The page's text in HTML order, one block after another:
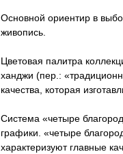
Основной ориентир в
живопись.
Цветовая палитра
ханджи (пер.:
качества, которая
Система «четыре
графики. «четыре
характеризуют главные